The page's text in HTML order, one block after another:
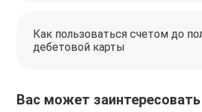
Как пользоваться счетом до
дебетовой карты
Вас может заинтересовать